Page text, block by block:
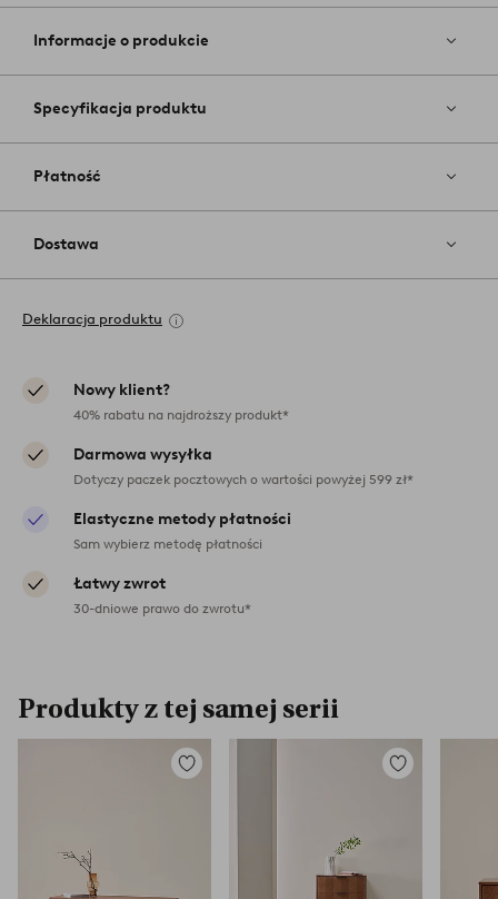
do
Informacje o produkcie
Specyfikacja produktu
Płatność
Dostawa
Deklaracja produktu
Nowy klient?
40% rabatu na najdroższy produkt*
Darmowa wysyłka
Dotyczy paczek pocztowych o wartości powyżej 599 zł*
Elastyczne metody płatności
Sam wybierz metodę płatności
Łatwy zwrot
30-dniowe prawo do zwrotu*
Produkty z tej samej serii
Dodaj
Dodaj